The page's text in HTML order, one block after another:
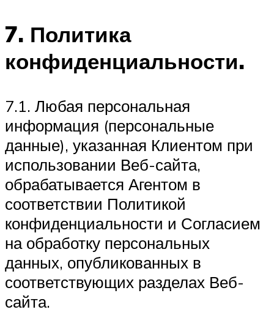
7. Политика
конфиденциальности.
7.1. Любая персональная
информация (персональные
данные), указанная Клиентом при
использовании Веб-сайта,
обрабатывается Агентом в
соответствии Политикой
конфиденциальности и Согласием
на обработку персональных
данных, опубликованных в
соответствующих разделах Веб-
сайта.